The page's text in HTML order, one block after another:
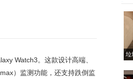
Watch3。这款设计高端、
）监测功能，还支持跌倒监
垃